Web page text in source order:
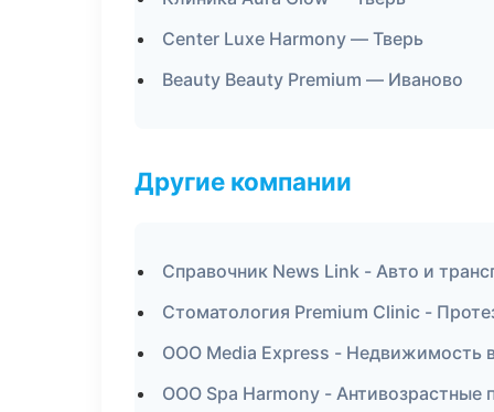
Center Luxe Harmony — Тверь
Beauty Beauty Premium — Иваново
Другие компании
Справочник News Link - Авто и
Стоматология Premium Clinic -
ООО Media Express - Недвижимость
ООО Spa Harmony - Антивозрастные